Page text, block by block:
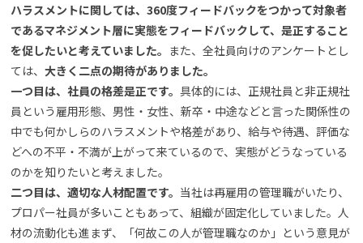
ハラスメントに関しては、360度フィードバックをつかって対象者
であるマネジメント層に実態をフィードバックして、是正すること
を促したいと考えていました。 また、全社員向けのアンケートとし
ては、 大きく二点の期待がありました。
一つ目は、社員の格差是正です。 具体的には、正規社員と非正規社
員という雇用形態、男性・女性、新卒・中途などと言った関係性の
中でも何かしらのハラスメントや格差があり、給与や待遇、評価な
どへの不平・不満が上がって来ているので、実態がどうなっている
のかを知りたいと考えました。
二つ目は、適切な人材配置です。 当社は再雇用の管理職がいたり、
プロパー社員が多いこともあって、組織が固定化していました。人
材の流動化も進まず、「何故この人が管理職なのか」という意見が